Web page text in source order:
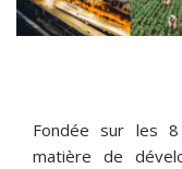
Fondée sur les 8
matière de